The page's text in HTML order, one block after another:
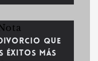
divorcio que
éxitos más